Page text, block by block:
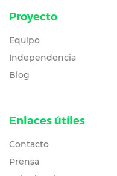
Proyecto
Equipo
Independencia
Blog
Enlaces útiles
Contacto
Prensa